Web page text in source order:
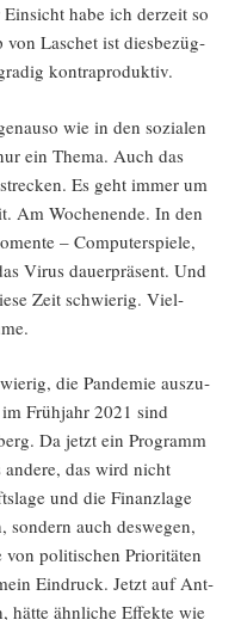
habe ich der­zeit so
von Laschet ist dies­be­züg­
kontraproduktiv.
wie in den sozia­len
ein The­ma. Auch das
Es geht immer um
Am Wochen­en­de. In den
– Com­pu­ter­spie­le,
Virus dau­er­prä­sent. Und
Zeit schwie­rig. Viel­
die Pan­de­mie aus­zu­
Früh­jahr 2021 sind
Da jetzt ein Pro­gramm
ande­re, das wird nicht
und die Finanz­la­ge
son­dern auch des­we­gen,
von poli­ti­schen Prio­ri­tä­ten
Ein­druck. Jetzt auf Ant­
hät­te ähn­li­che Effek­te wie